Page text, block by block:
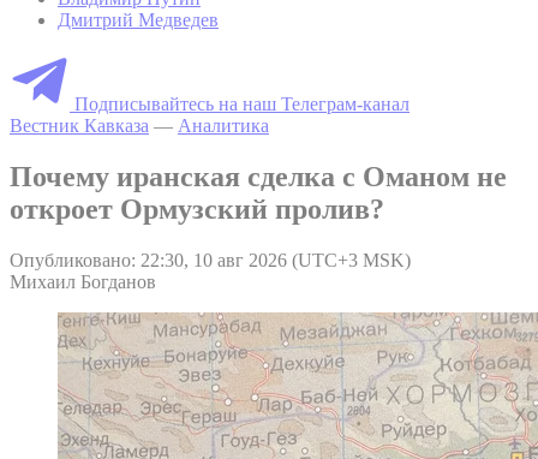
Дмитрий Медведев
Подписывайтесь на наш Телеграм-канал
Вестник Кавказа — Аналитика
Почему иранская сделка с Оманом не
откроет Ормузский пролив?
Опубликовано: 22:30, 10 авг 2026 (UTC+3 MSK)
Михаил Богданов